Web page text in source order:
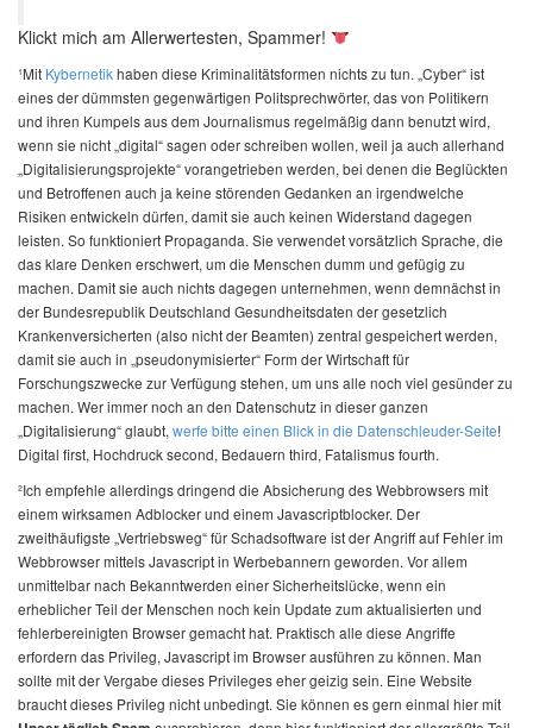
Klickt mich am Allerwertesten, Spammer!
¹Mit Kybernetikhaben diese Kriminalitätsformen nichts zu tun. „Cyber“ ist
eines der dümmsten gegenwärtigen Politsprechwörter, das von Politikern
und ihren Kumpels aus dem Journalismus regelmäßig dann benutzt wird,
wenn sie nicht „digital“ sagen oder schreiben wollen, weil ja auch allerhand
„Digitalisierungsprojekte“ vorangetrieben werden, bei denen die Beglückten
und Betroffenen auch ja keine störenden Gedanken an irgendwelche
Risiken entwickeln dürfen, damit sie auch keinen Widerstand dagegen
leisten. So funktioniert Propaganda. Sie verwendet vorsätzlich Sprache, die
das klare Denken erschwert, um die Menschen dumm und gefügig zu
machen. Damit sie auch nichts dagegen unternehmen, wenn demnächst in
der Bundesrepublik Deutschland Gesundheitsdaten der gesetzlich
Krankenversicherten (also nicht der Beamten) zentral gespeichert werden,
damit sie auch in „pseudonymisierter“ Form der Wirtschaft für
Forschungszwecke zur Verfügung stehen, um uns alle noch viel gesünder zu
machen. Wer immer noch an den Datenschutz in dieser ganzen
„Digitalisierung“ glaubt, werfe bitte einen Blick in die Datenschleuder-Seite!
Digital first, Hochdrucksecond, Bedauern third, Fatalismusfourth.
²Ich empfehle allerdings dringend die Absicherung des Webbrowsers mit
einem wirksamen Adblocker und einem Javascriptblocker. Der
zweithäufigste „Vertriebsweg“ für Schadsoftware ist der Angriff auf Fehler im
Webbrowser mittels Javascript in Werbebannern geworden. Vor allem
unmittelbar nach Bekanntwerden einer Sicherheitslücke, wenn ein
erheblicher Teil der Menschen noch kein Update zum aktualisierten und
fehlerbereinigten Browser gemacht hat. Praktisch alle diese Angriffe
erfordern das Privileg, Javascript im Browser ausführen zu können. Man
sollte mit der Vergabe dieses Privileges eher geizig sein. Eine Website
braucht dieses Privileg nicht unbedingt. Sie können es gern einmal hier mit